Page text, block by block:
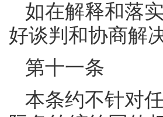
如在解释和落
好谈判和协商解决
第十一条
本条约不针对